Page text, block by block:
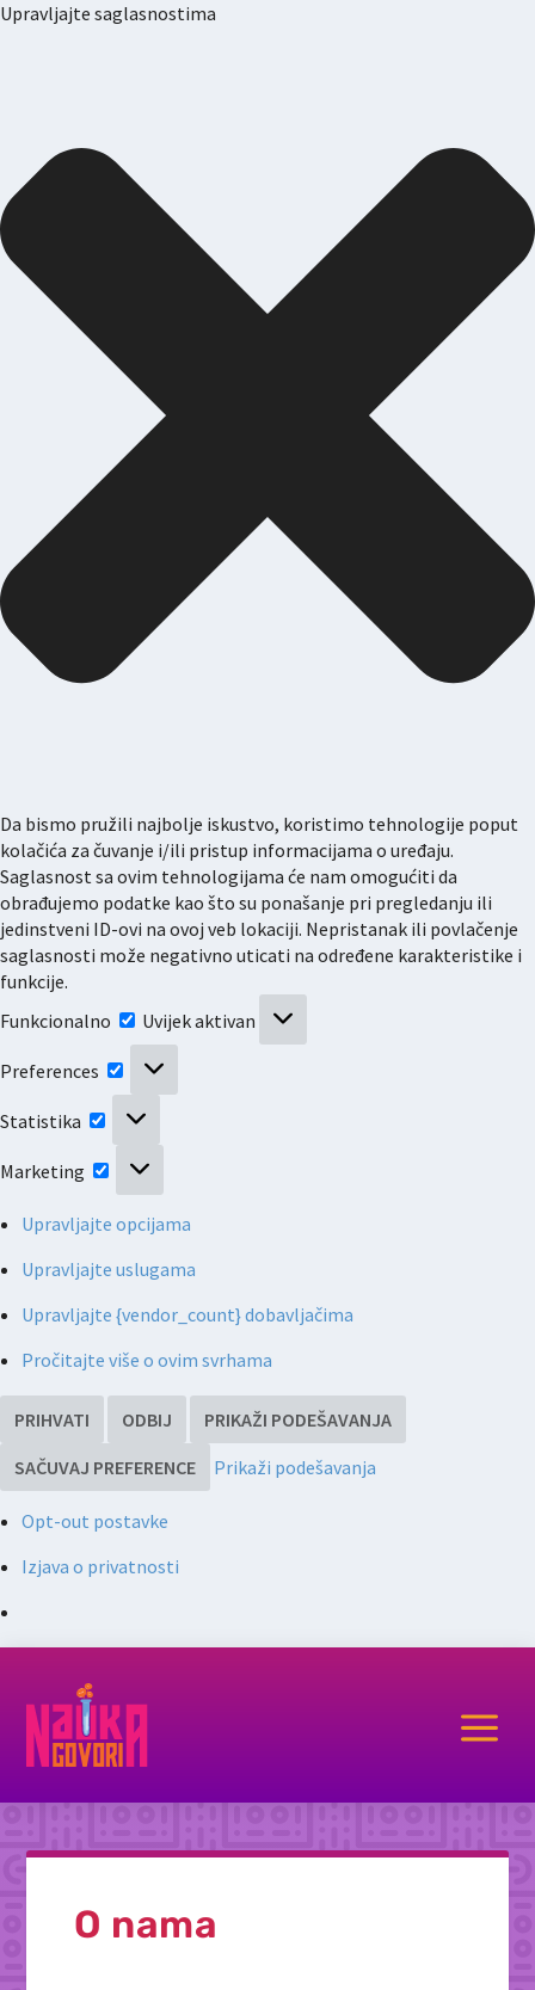
Upravljajte saglasnostima
Da bismo pružili najbolje iskustvo, koristimo tehnologije poput
kolačića za čuvanje i/ili pristup informacijama o uređaju.
Saglasnost sa ovim tehnologijama će nam omogućiti da
obrađujemo podatke kao što su ponašanje pri pregledanju ili
jedinstveni ID-ovi na ovoj veb lokaciji. Nepristanak ili povlačenje
saglasnosti može negativno uticati na određene karakteristike i
funkcije.
Funkcionalno
Uvijek aktivan
Preferences
Statistika
Marketing
Upravljajte opcijama
Upravljajte uslugama
Upravljajte {vendor_count} dobavljačima
Pročitajte više o ovim svrhama
PRIHVATI ODBIJ
PRIKAŽI PODEŠAVANJA
SAČUVAJ PREFERENCE
Prikaži podešavanja
Opt-out postavke
Izjava o privatnosti
a
O nama